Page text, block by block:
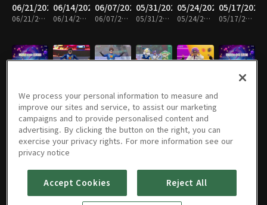
06/21/2026
06/21/2026 • 26분
06/14/2026
06/14/2026 • 26분
06/07/2026
06/07/2026 • 25분
05/31/2026
05/31/2026 • 23분
05/24/2026
05/24/2026 • 26분
05/17/2026
05/17/2026 • 25분
04/05/2026
03/29/2026
03/29/2026 • 26분
03/22/202603/15/202603/08/202603/01/202602/22/2026
We process your personal information to measure and
improve our sites and service, to assist our marketing
campaigns and to provide personalised content and
advertising. By clicking the button on the right, you can
exercise your privacy rights. For more information see our
privacy notice
Accept Cookies Reject All